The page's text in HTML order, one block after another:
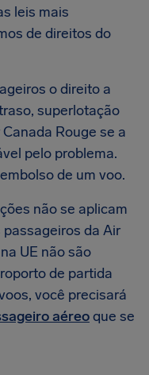
leis mais
de direitos do
o direito a
superlotação
Rouge se a
pelo problema.
de um voo.
não se aplicam
da Air
UE não são
de partida
você precisará
aéreoque se